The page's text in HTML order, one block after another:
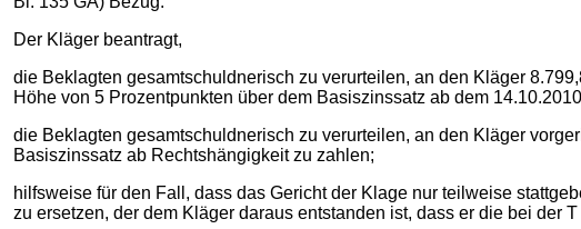
Der Kläger beantragt,
die Beklagten gesamtschuldnerisch zu verurteilen, an den Kläger
Höhe von 5 Prozentpunkten über dem Basiszinssatz ab dem
die Beklagten gesamtschuldnerisch zu verurteilen, an den Kläger
Basiszinssatz ab Rechtshängigkeit zu zahlen;
hilfsweise für den Fall, dass das Gericht der Klage nur teilweise
zu ersetzen, der dem Kläger daraus entstanden ist, dass er die bei der